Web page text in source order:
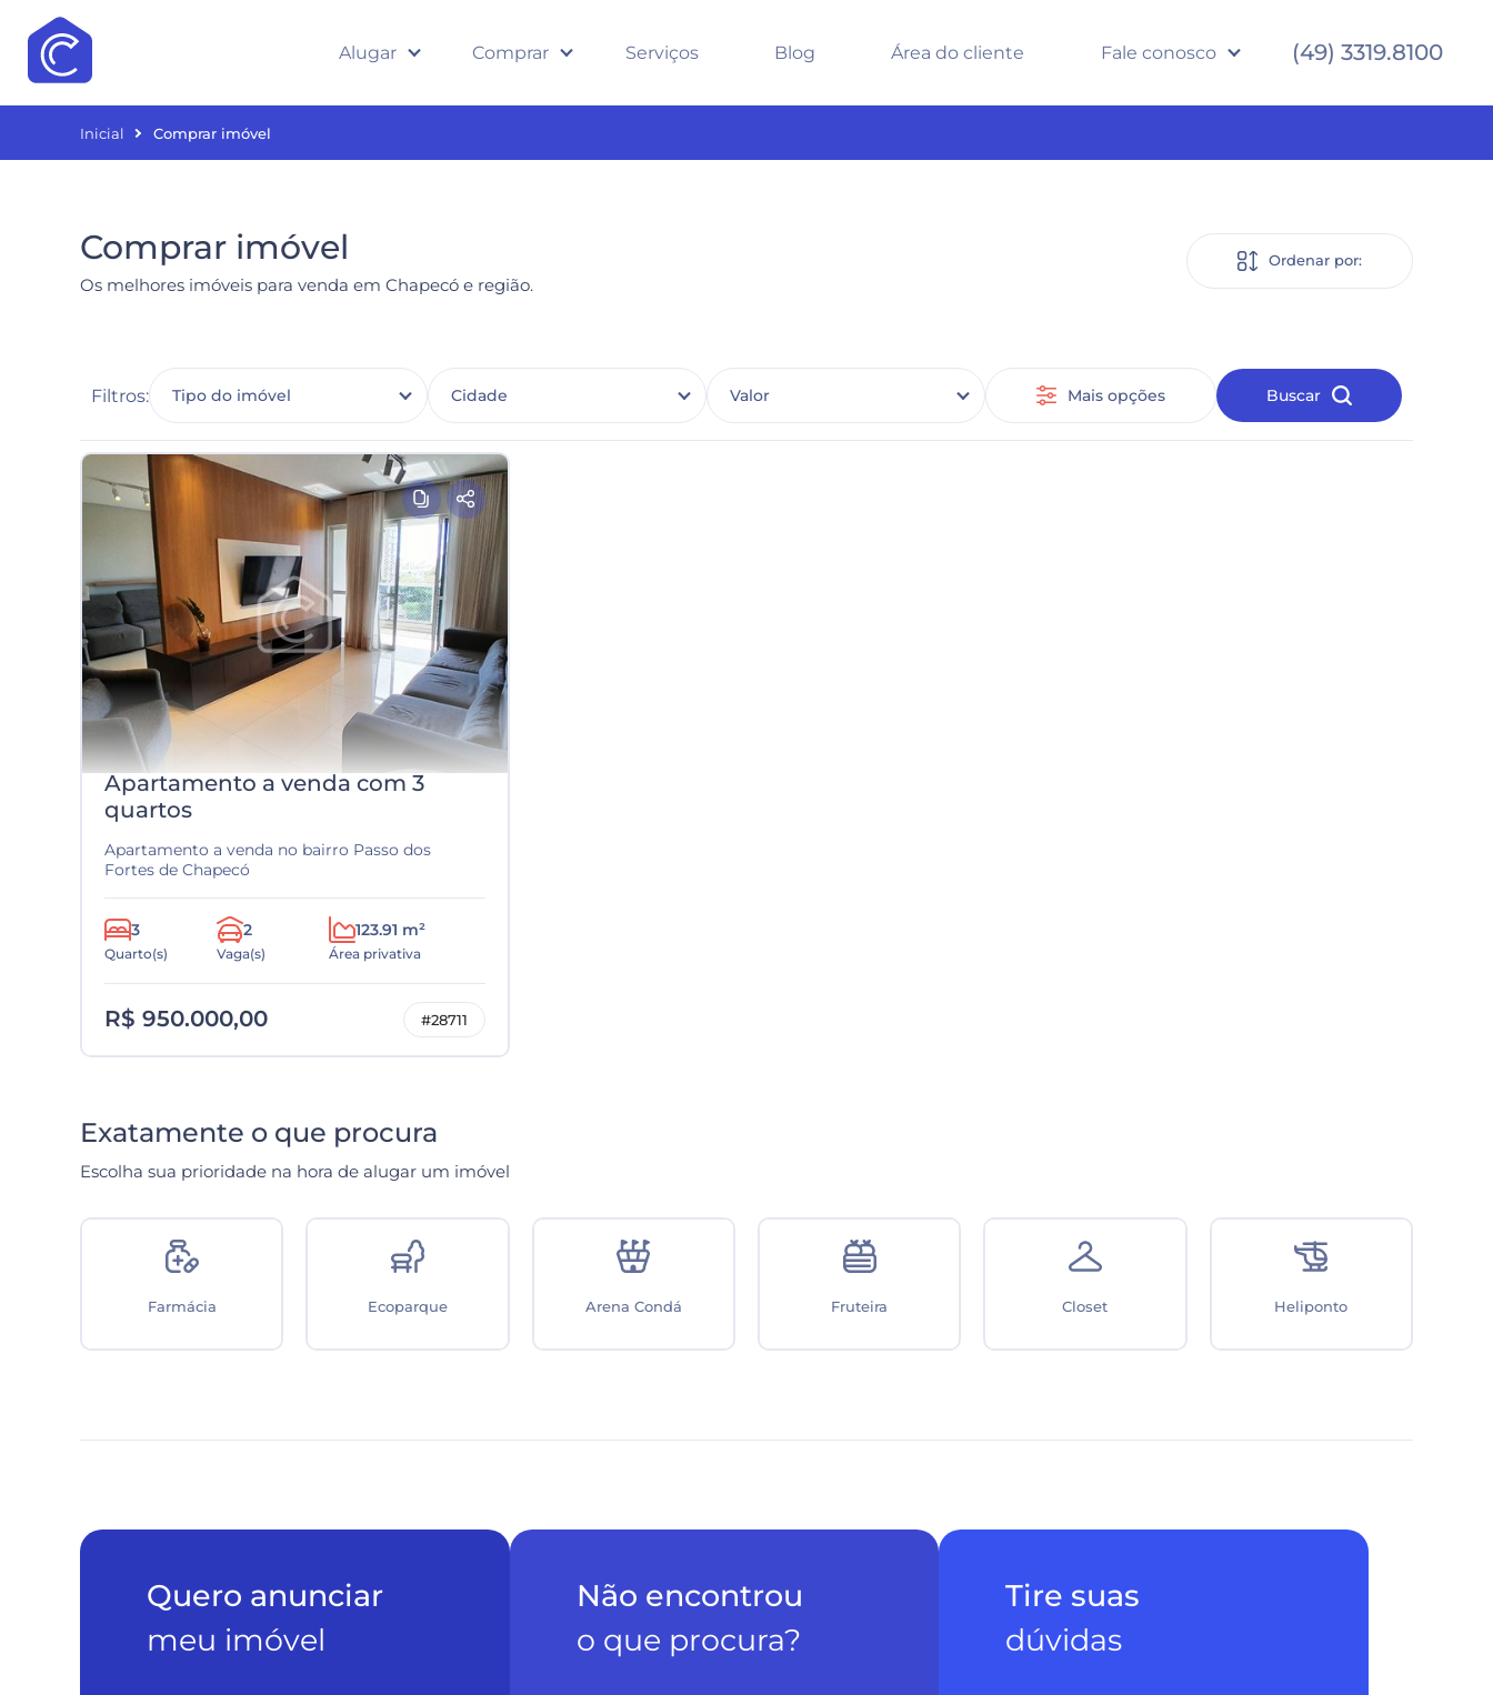
Alugar Comprar Serviços Blog Área do cliente Fale conosco (49) 3319.8100
Inicial Comprar imóvel
Comprar imóvel
Os melhores imóveis para venda em Chapecó e região.
Ordenar por:
Filtros: Tipo do imóvel Cidade Valor Mais opções Buscar
Apartamento a venda com 3
quartos
Apartamento a venda no bairro Passo dos
Fortes de Chapecó
3
Quarto(s)
2
Vaga(s)
123.91 m²
Área privativa
R$ 950.000,00 #28711
Exatamente o que procura
Escolha sua prioridade na hora de alugar um imóvel
Farmácia Ecoparque Arena Condá Fruteira Closet Heliponto
Quero anunciar
meu imóvel
Não encontrou
o que procura?
Tire suas
dúvidas